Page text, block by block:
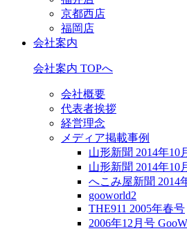
京都西店
福岡店
会社案内
会社案内 TOPへ
会社概要
代表者挨拶
経営理念
メディア掲載事例
山形新聞 2014年10
山形新聞 2014年10
へこみ屋新聞 2014
gooworld2
THE911 2005年春号
2006年12月号